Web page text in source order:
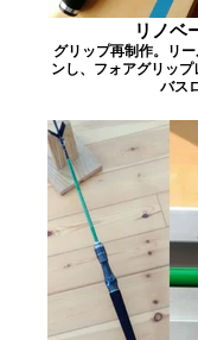
リノベ
グリップ再制作。リ
ンし、フォアグリッ
バス